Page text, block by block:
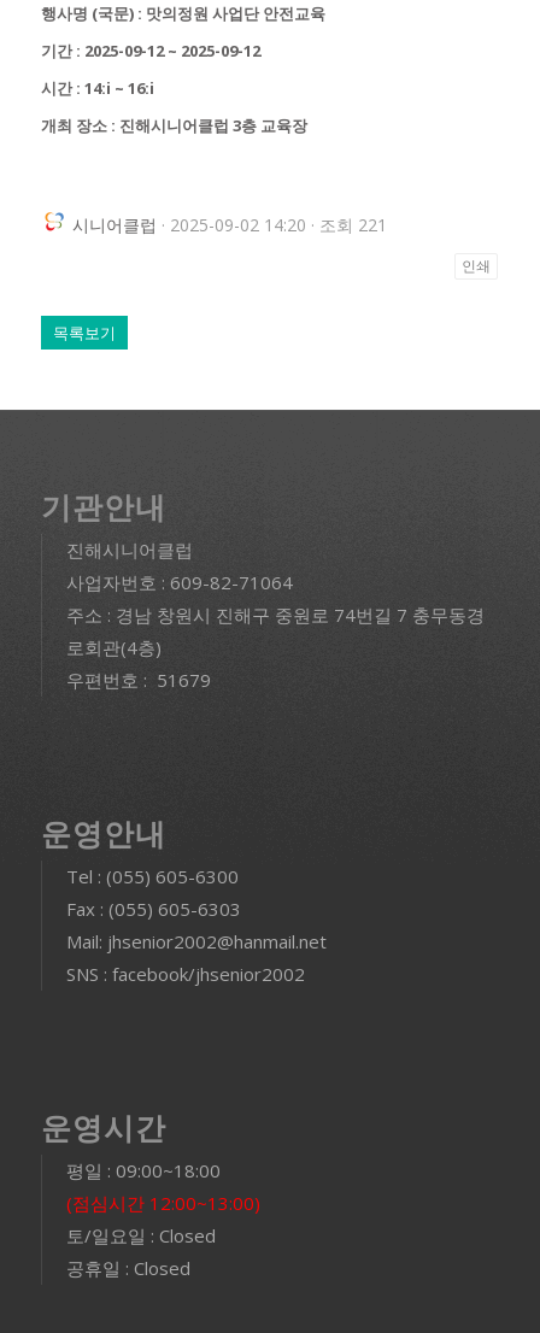
행사명 (국문) : 맛의정원 사업단 안전교육
기간 : 2025-09-12 ~ 2025-09-12
시간 : 14:i ~ 16:i
개최 장소 : 진해시니어클럽 3층 교육장
시니어클럽 · 2025-09-02 14:20 · 조회 221
인쇄
목록보기
기관안내
진해시니어클럽
사업자번호 : 609-82-71064
주소 : 경남 창원시 진해구 중원로 74번길 7 충무동경
로회관(4층)
우편번호 : 51679
운영안내
Tel : (055) 605-6300
Fax : (055) 605-6303
Mail: jhsenior2002@hanmail.net
SNS : facebook/jhsenior2002
운영시간
평일 : 09:00~18:00
(점심시간 12:00~13:00)
토/일요일 : Closed
공휴일 : Closed